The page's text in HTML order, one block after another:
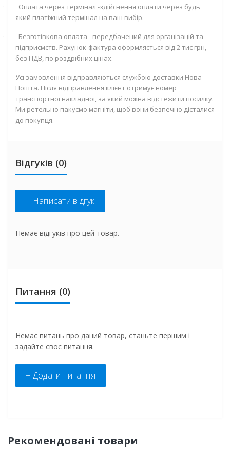
·
Оплата через термінал -здійснення оплати через будь
який платіжний термінал на ваш вибір.
·
Безготівкова оплата - передбачений для організацій та
підприємств. Рахунок-фактура оформляється від 2 тис грн,
без ПДВ, по роздрібних цінах.
Усі замовлення відправляються службою доставки Нова
Пошта. Після відправлення клієнт отримує номер
транспортної накладної, за який можна відстежити посилку.
Ми ретельно пакуємо магніти, щоб вони безпечно дісталися
до покупця.
Відгуків (0)
+ Написати відгук
Немає відгуків про цей товар.
Питання (0)
Немає питань про даний товар, станьте першим і
задайте своє питання.
+ Додати питання
Рекомендовані товари